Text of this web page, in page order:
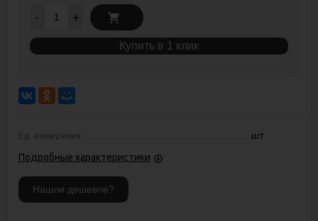
- +
Купить в 1 клик
Ед. измерения шт
Подробные характеристики